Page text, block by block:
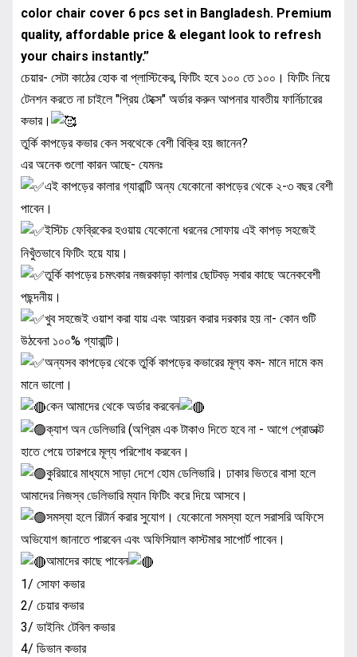
color chair cover 6 pcs set in Bangladesh. Premium
quality, affordable price & elegant look to refresh
your chairs instantly.”
চেয়ার- সেটা কাঠের হোক বা প্লাস্টিকের, ফিটিং হবে ১০০ তে ১০০। ফিটিং নিয়ে
টেনশন করতে না চাইলে "প্রিয় টেক্সে" অর্ডার করুন আপনার যাবতীয় ফার্নিচারের
কভার।
তুর্কি কাপড়ের কভার কেন সবথেকে বেশী বিক্রি হয় জানেন?
এর অনেক গুলো কারন আছে- যেমনঃ
এই কাপড়ের কালার গ্যারান্টি অন্য যেকোনো কাপড়ের থেকে ২-৩ বছর বেশী
পাবেন।
ইস্টিচ ফেব্রিকের হওয়ায় যেকোনো ধরনের সোফায় এই কাপড় সহজেই
নিখুঁতভাবে ফিটিং হয়ে যায়।
তুর্কি কাপড়ের চমৎকার নজরকাড়া কালার ছোটবড় সবার কাছে অনেকবেশী
পছন্দনীয়।
খুব সহজেই ওয়াশ করা যায় এবং আয়রন করার দরকার হয় না- কোন গুটি
উঠবেনা ১০০% গ্যারান্টি।
অন্যসব কাপড়ের থেকে তুর্কি কাপড়ের কভারের মূল্য কম- মানে দামে কম
মানে ভালো।
কেন আমাদের থেকে অর্ডার করবেন
ক্যাশ অন ডেলিভারি (অগ্রিম এক টাকাও দিতে হবে না - আগে প্রোডাক্ট
হাতে পেয়ে তারপরে মূল্য পরিশোধ করবেন।
কুরিয়ারে মাধ্যমে সাড়া দেশে হোম ডেলিভারি। ঢাকার ভিতরে বাসা হলে
আমাদের নিজস্ব ডেলিভারি ম্যান ফিটিং করে দিয়ে আসবে।
সমস্যা হলে রিটার্ন করার সুযোগ। যেকোনো সমস্যা হলে সরাসরি অফিসে
অভিযোগ জানাতে পারবেন এবং অফিসিয়াল কাস্টমার সাপোর্ট পাবেন।
আমাদের কাছে পাবেন
1/ সোফা কভার
2/ চেয়ার কভার
3/ ডাইনিং টেবিল কভার
4/ ডিভান কভার